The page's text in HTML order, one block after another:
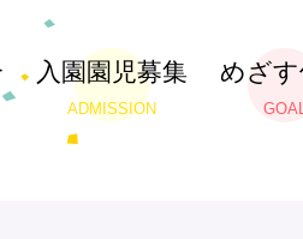
入園園児募集
ADMISSION
めざ